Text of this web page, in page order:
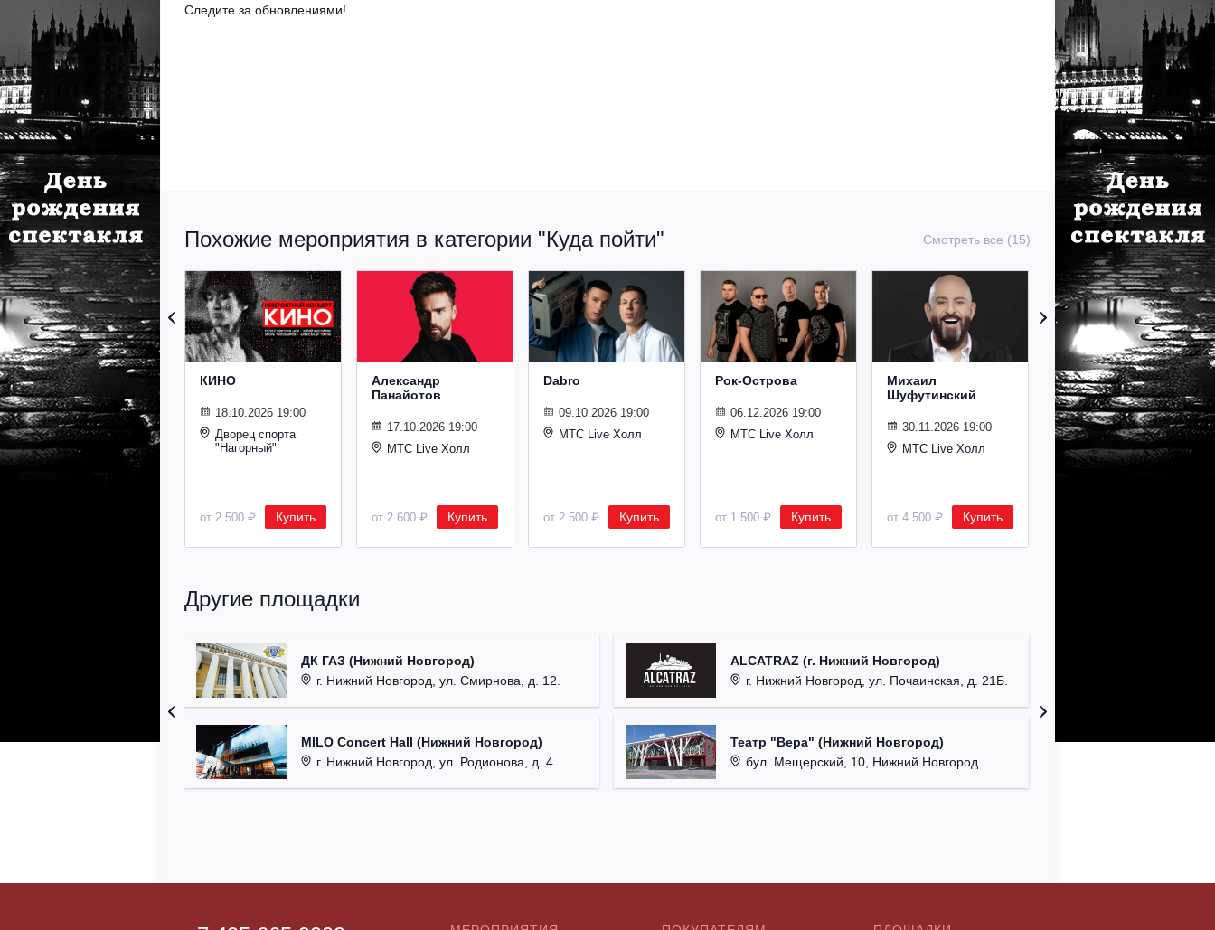
Следите за обновлениями!
Похожие мероприятия в категории "Куда пойти" Смотреть все (15)
КИНО
18.10.2026 19:00
Дворец спорта
"Нагорный"
от 2 500 ₽ Купить
Александр
Панайотов
17.10.2026 19:00
МТС Live Холл
от 2 600 ₽ Купить
Dabro
09.10.2026 19:00
МТС Live Холл
от 2 500 ₽ Купить
Рок-Острова
06.12.2026 19:00
МТС Live Холл
от 1 500 ₽ Купить
Михаил
Шуфутинский
30.11.2026 19:00
МТС Live Холл
от 4 500 ₽ Купить
Сурганова и
Оркестр
02.11.2026 19:00
МТС Live Холл
Другие площадки
ДК ГАЗ (Нижний Новгород)
г. Нижний Новгород, ул. Смирнова, д. 12.
MILO Concert Hall (Нижний Новгород)
г. Нижний Новгород, ул. Родионова, д. 4.
ALCATRAZ (г. Нижний Новгород)
г. Нижний Новгород, ул. Почаинская, д. 21Б.
Театр "Вера" (Нижний Новгород)
бул. Мещерский, 10, Нижний Новгород